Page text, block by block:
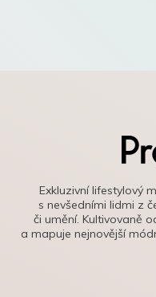
Exkluzivní lifestylový
s nevšedními lidmi z
či umění. Kultivovaně
a mapuje nejnovější